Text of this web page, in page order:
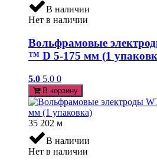
В наличии
Нет в наличии
Вольфрамовые
™ D 5-175 мм (1
5.0 5.0 0
В корзину
35 202 м
В наличии
Нет в наличии